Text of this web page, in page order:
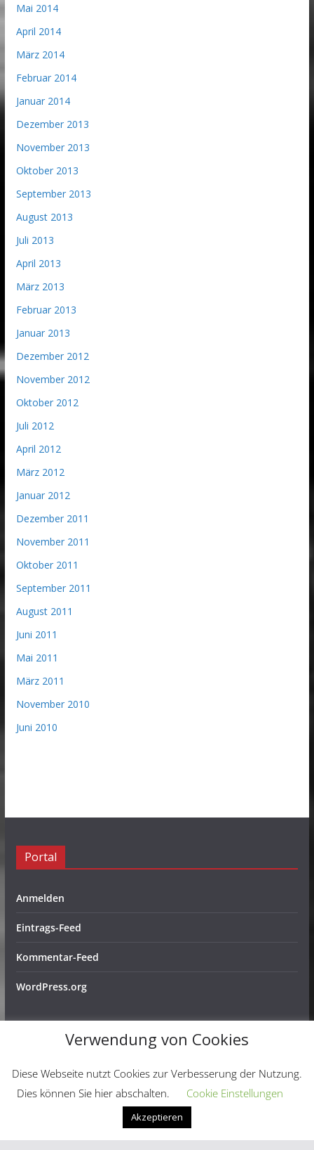
Mai 2014
April 2014
März 2014
Februar 2014
Januar 2014
Dezember 2013
November 2013
Oktober 2013
September 2013
August 2013
Juli 2013
April 2013
März 2013
Februar 2013
Januar 2013
Dezember 2012
November 2012
Oktober 2012
Juli 2012
April 2012
März 2012
Januar 2012
Dezember 2011
November 2011
Oktober 2011
September 2011
August 2011
Juni 2011
Mai 2011
März 2011
November 2010
Juni 2010
Portal
Anmelden
Eintrags-Feed
Kommentar-Feed
WordPress.org
Copyright © 2026Schachfreunde Ochtendung e. V.. Alle
Rechte vorbehalten.
ColorMagvon ThemeGrill. Präsentiert von
WordPress.
Verwendung von Cookies
Diese Webseite nutzt Cookies zur Verbesserung der Nutzung.
Dies können Sie hier abschalten.
Cookie Einstellungen
Akzeptieren